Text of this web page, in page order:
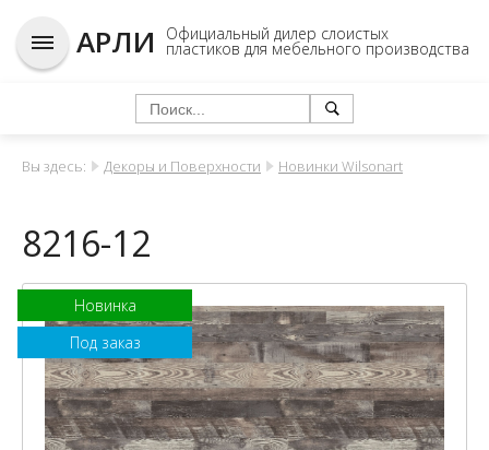
АРЛИ Официальный дилер слоистых
пластиков для мебельного производства
Вы здесь: Декоры и Поверхности Новинки Wilsonart
8216-12
Новинка
Под заказ